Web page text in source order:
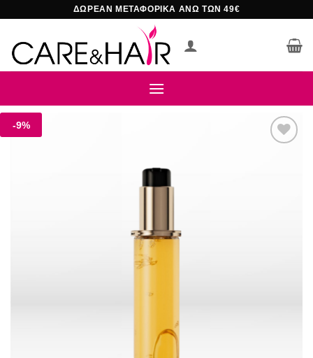
περιεχόμενο
ΔΩΡΕΑΝ ΜΕΤΑΦΟΡΙΚΑ ΑΝΩ ΤΩΝ 49€
-9%